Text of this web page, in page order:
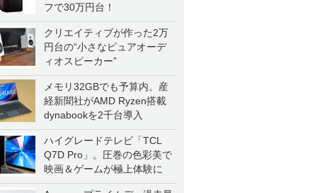
フで30万円台！
クリエイティブが作った2万
円台の“小さなピュアオーデ
ィオスピーカー”
メモリ32GBでも予算内。産
経新聞社がAMD Ryzen搭載
dynabookを2千台導入
ハイグレードテレビ「TCL
Q7D Pro」。圧巻の色彩美で
映画＆ゲームが極上体験に